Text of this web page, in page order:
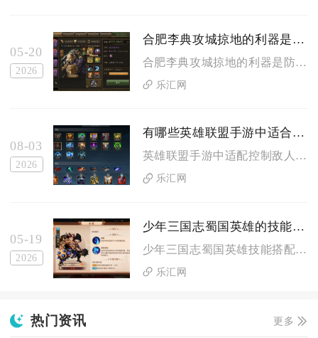
05-20
2026
合肥李典攻城掠地的利器是什么
合肥李典攻城掠地的利器是防御特化的技能机制、顶配生存装备、盾...
乐汇网
08-03
2026
有哪些英雄联盟手游中适合控制敌人的英雄
英雄联盟手游中适配控制敌人的英雄覆盖全分路，硬控类优先选择墨...
乐汇网
05-19
2026
少年三国志蜀国英雄的技能有哪些搭配效果
少年三国志蜀国英雄技能搭配以桃园结义为基础续航体系，五虎上将...
乐汇网
热门资讯 更多